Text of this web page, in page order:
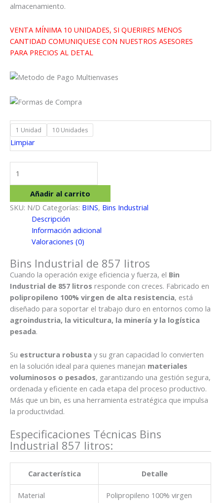
almacenamiento.
VENTA MÍNIMA 10 UNIDADES, SI QUERIRES MENOS
CANTIDAD COMUNIQUESE CON NUESTROS ASESORES
PARA PRECIOS AL DETAL
1 Unidad 10 Unidades
Limpiar
Industrial
857
litros
cantidad
Añadir al carrito
SKU: N/D Categorías: BINS, Bins Industrial
Descripción
Información adicional
Valoraciones (0)
Bins Industrial de 857 litros
Cuando la operación exige eficiencia y fuerza, el Bin
Industrial de 857 litros responde con creces. Fabricado en
polipropileno 100% virgen de alta resistencia, está
diseñado para soportar el trabajo duro en entornos como la
agroindustria, la viticultura, la minería y la logística
pesada.
Su estructura robusta y su gran capacidad lo convierten
en la solución ideal para quienes manejan materiales
voluminosos o pesados, garantizando una gestión segura,
ordenada y eficiente en cada etapa del proceso productivo.
Más que un bin, es una herramienta estratégica que impulsa
la productividad.
Especificaciones Técnicas Bins
Industrial 857 litros:
Característica Detalle
Material Polipropileno 100% virgen